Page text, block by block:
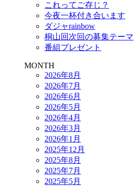
これってご存じ？
今夜一杯付き合います
ダジャrainbow
桐山回次回の募集テーマ
番組プレゼント
MONTH
2026年8月
2026年7月
2026年6月
2026年5月
2026年4月
2026年3月
2026年1月
2025年12月
2025年8月
2025年7月
2025年5月